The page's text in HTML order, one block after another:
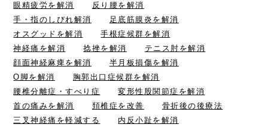
眼精疲労を解消
反り腰を解消
手・指のしびれ解消
足底筋膜炎を解消
オスグッドを解消
手根症候群を解消
神経痛を解消
捻挫を解消
テニス肘を解消
顔面神経麻痺を解消
半月板損傷を解消
O脚を解消
胸郭出口症候群を解消
腰椎分離症・すべり症
変形性股関節症を解消
首の痛みを解消
頚椎症を改善
骨折後の後療法
三叉神経痛を軽減する
内反小趾を解消